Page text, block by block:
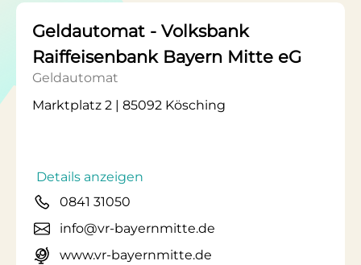
Geldautomat - Volksbank
Raiffeisenbank Bayern Mitte eG
Geldautomat
Marktplatz 2 | 85092 Kösching
Details anzeigen
0841 31050
info@vr-bayernmitte.de
www.vr-bayernmitte.de